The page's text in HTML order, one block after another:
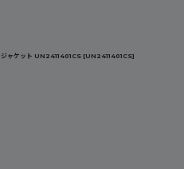
ジャケット UN2411401CS [UN2411401CS]